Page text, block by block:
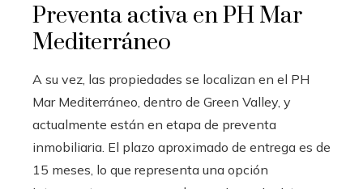
Preventa activa en PH Mar
Mediterráneo
A su vez, las propiedades se localizan en el PH
Mar Mediterráneo, dentro de Green Valley, y
actualmente están en etapa de preventa
inmobiliaria. El plazo aproximado de entrega es de
15 meses, lo que representa una opción